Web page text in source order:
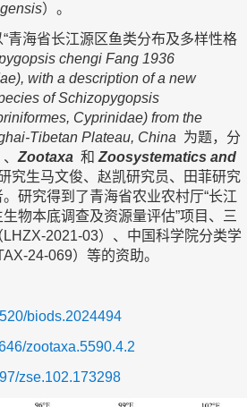
）。
青海省长江源区鱼类分布及多样性格
chengi Fang 1936
with a description of a new
of Schizopygopsis
Cyprinidae) from the
Tibetan Plateau, China 为题，分
Zootaxa 和 Zoosystematics and
究生马文俊、赵凯研究员、田菲研究
研究得到了青海省农业农村厅“长江
物本底调查及资源量评估”项目、三
2021-03）、中国科学院分类学
24-069）等的资助。
biods.2024494
zootaxa.5590.4.2
zse.102.173298